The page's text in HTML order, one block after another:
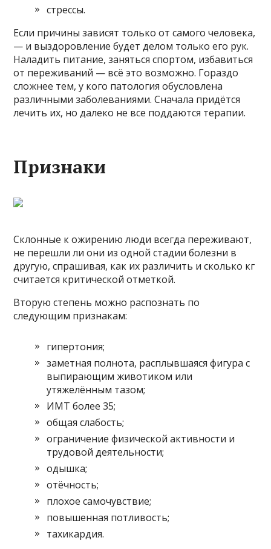
стрессы.
Если причины зависят только от самого человека,
— и выздоровление будет делом только его рук.
Наладить питание, заняться спортом, избавиться
от переживаний — всё это возможно. Гораздо
сложнее тем, у кого патология обусловлена
различными заболеваниями. Сначала придётся
лечить их, но далеко не все поддаются терапии.
Признаки
Склонные к ожирению люди всегда переживают,
не перешли ли они из одной стадии болезни в
другую, спрашивая, как их различить и сколько кг
считается критической отметкой.
Вторую степень можно распознать по
следующим признакам:
гипертония;
заметная полнота, расплывшаяся фигура с
выпирающим животиком или
утяжелённым тазом;
ИМТ более 35;
общая слабость;
ограничение физической активности и
трудовой деятельности;
одышка;
отёчность;
плохое самочувствие;
повышенная потливость;
тахикардия.